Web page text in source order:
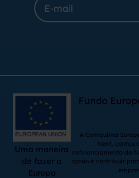
Uma maneira
de fazer a
Europa
Fundo
A Comquima
Next, contou
cofinanciamento do
apoio é contribuir